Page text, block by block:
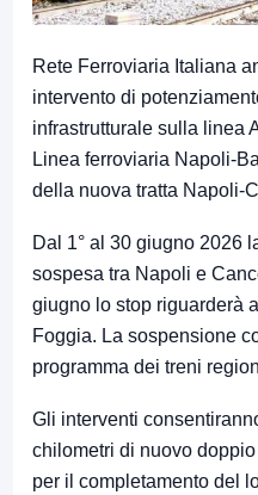
Rete Ferroviaria Italiana
intervento di
infrastrutturale sulla linea
Linea ferroviaria Napoli-
della nuova tratta Napoli-
Dal 1° al 30 giugno 2026
sospesa tra Napoli e
giugno lo stop riguarderà
Foggia. La sospensione
programma dei treni
Gli interventi
chilometri di nuovo
per il completamento del